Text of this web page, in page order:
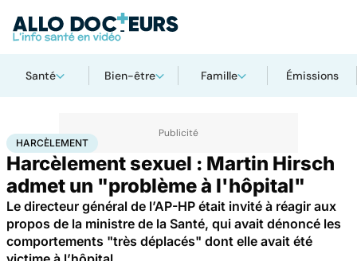
Santé Bien-être Famille Émissions
AccueilSantéHarcèlement
HARCÈLEMENT
Harcèlement sexuel : Martin Hirsch
admet un "problème à l'hôpital"
Le directeur général de l’AP-HP était invité à réagir aux
propos de la ministre de la Santé, qui avait dénoncé les
comportements "très déplacés" dont elle avait été